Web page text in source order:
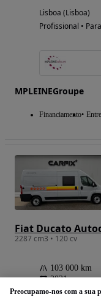
Lisboa (Lisboa)
Profissional •
MPLEINEGroupe
Financiamento
Fiat Ducato
2287 cm3 • 120 cv
103 000 km
2021
Preocupamo-nos com a sua